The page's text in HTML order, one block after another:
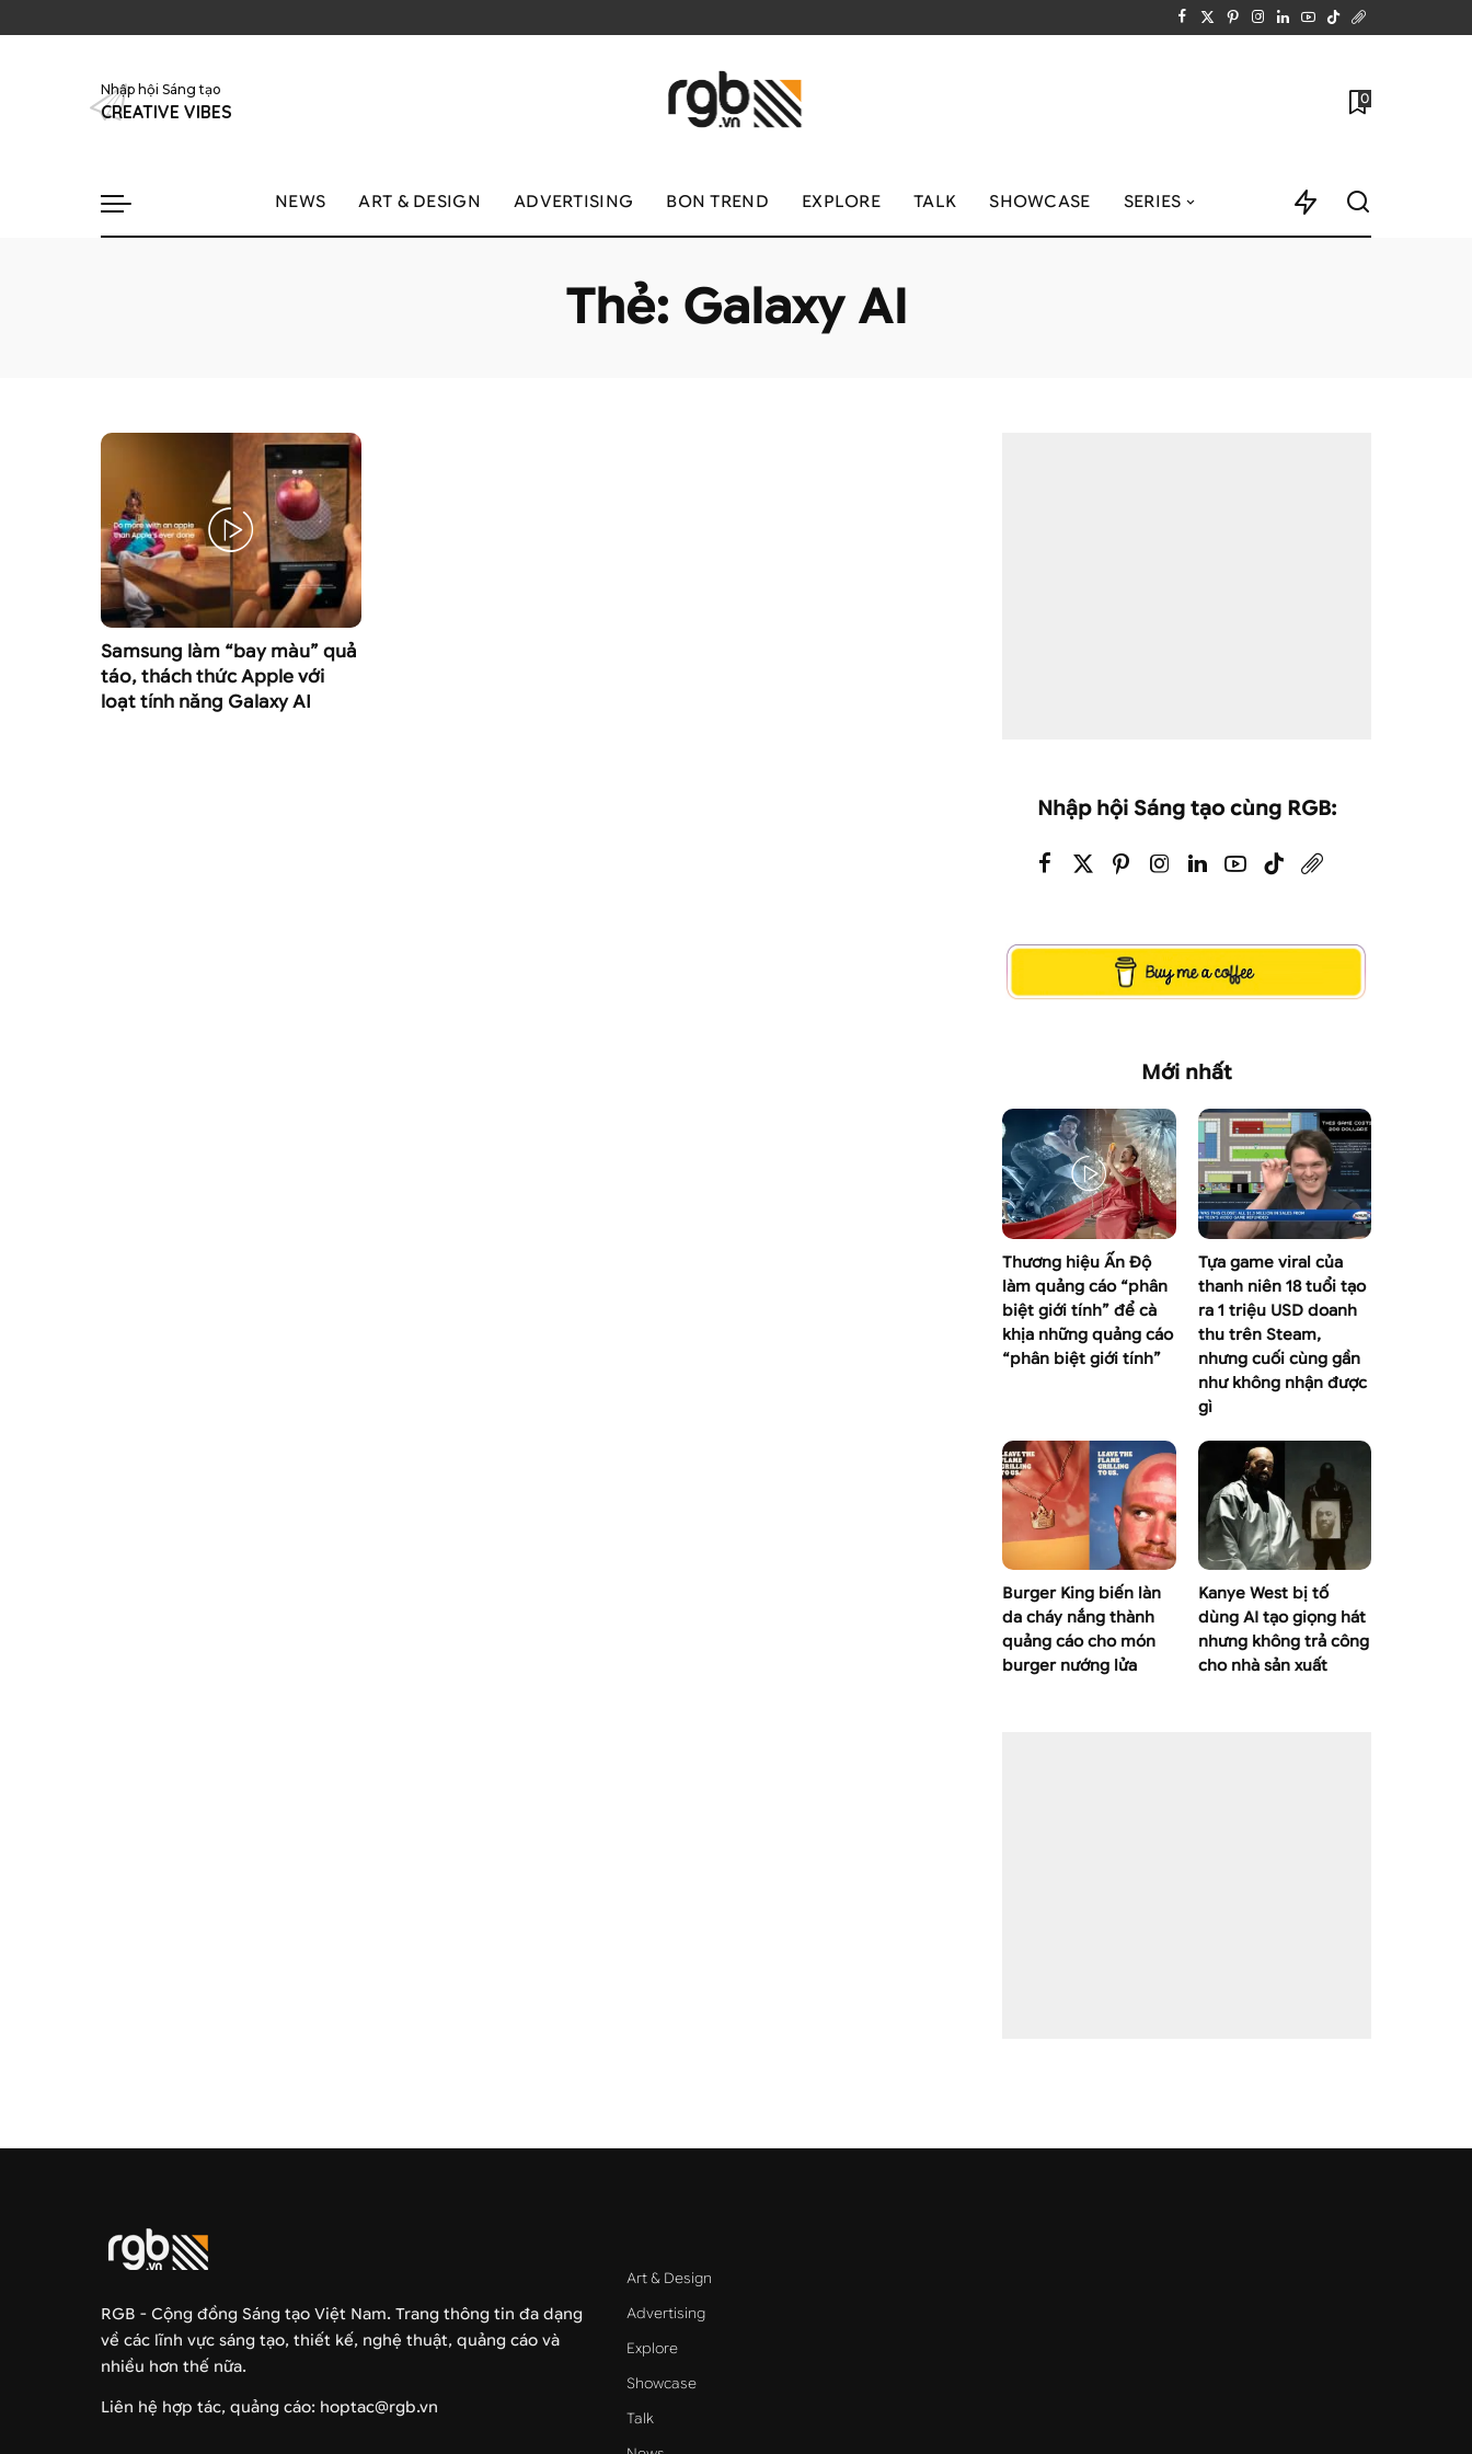
Nhập hội Sáng tạo
CREATIVE VIBES
0
NEWS ART & DESIGN ADVERTISING BON TREND EXPLORE TALK SHOWCASE SERIES
Thẻ: Galaxy AI
Samsung làm “bay màu” quả
táo, thách thức Apple với
loạt tính năng Galaxy AI
Nhập hội Sáng tạo cùng RGB:
Mới nhất
Thương hiệu Ấn Độ
làm quảng cáo “phân
biệt giới tính” để cà
khịa những quảng cáo
“phân biệt giới tính”
Tựa game viral của
thanh niên 18 tuổi tạo
ra 1 triệu USD doanh
thu trên Steam,
nhưng cuối cùng gần
như không nhận được
gì
Burger King biến làn
da cháy nắng thành
quảng cáo cho món
burger nướng lửa
Kanye West bị tố
dùng AI tạo giọng hát
nhưng không trả công
cho nhà sản xuất
RGB - Cộng đồng Sáng tạo Việt Nam. Trang thông tin đa dạng
về các lĩnh vực sáng tạo, thiết kế, nghệ thuật, quảng cáo và
nhiều hơn thế nữa.
Liên hệ hợp tác, quảng cáo: hoptac@rgb.vn
Art & Design
Advertising
Explore
Showcase
Talk